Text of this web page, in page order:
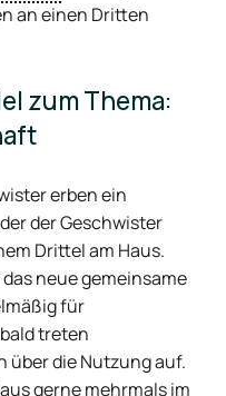
an einen Dritten
zum Thema:
erben ein
der Geschwister
Drittel am Haus.
neue gemeinsame
für
treten
die Nutzung auf.
gerne mehrmals im